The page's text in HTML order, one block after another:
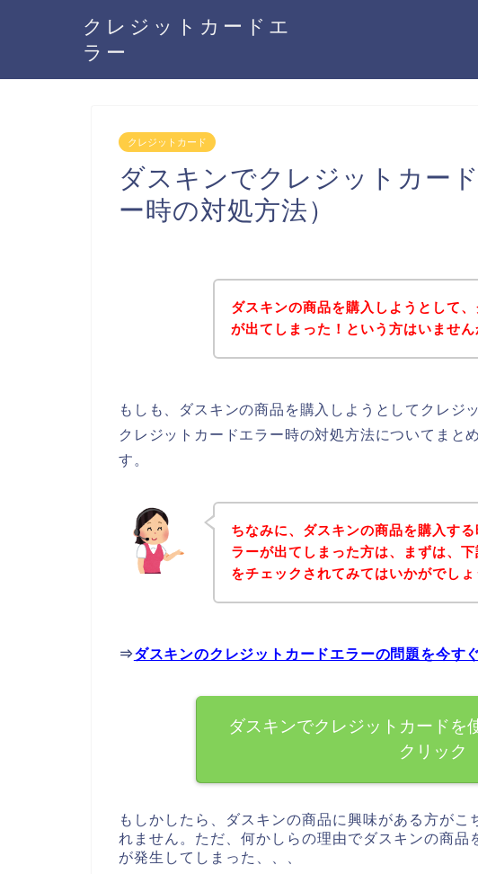
クレジットカードエ
ラー
クレジットカード
ダスキンでクレジットカー
ー時の対処方法）
ダスキンの商品を購入しようとして
が出てしまった！という方はいません
もしも、ダスキンの商品を購入しようとしてクレジ
クレジットカードエラー時の対処方法についてまと
す。
ちなみに、ダスキンの商品を購入す
ラーが出てしまった方は、まずは、
をチェックされてみてはいかがでしょ
⇒ダスキンのクレジットカードエラーの問題を今す
ダスキンでクレジットカードを
クリック
もしかしたら、ダスキンの商品に興味がある方が
れません。ただ、何かしらの理由でダスキンの商
が発生してしまった、、、